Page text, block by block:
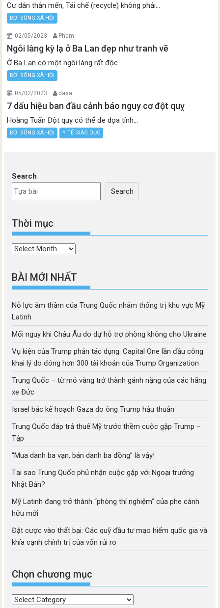
Cư dân thân mến, Tái chế (recycle) không phải...
ĐỜI SỐNG XÃ HỘI
02/05/2023 Pham
Ngôi làng kỳ lạ ở Ba Lan đẹp như tranh vẽ
Ở Ba Lan có một ngôi làng rất độc...
ĐỜI SỐNG XÃ HỘI
05/02/2023 dasa
7 dấu hiệu ban đầu cảnh báo nguy cơ đột quỵ
Hoàng Tuấn Đột quỵ có thể đe dọa tính...
ĐỜI SỐNG XÃ HỘI Y TẾ GIÁO DỤC
Search
Search
Thời mục
Thời
BÀI MỚI NHẤT
Nỗ lực âm thầm của Trung Quốc nhằm thống trị khu vực Mỹ
Latinh
Mối nguy khi Châu Âu do dự hỗ trợ phòng không cho Ukraine
Vụ kiện của Trump phản tác dụng: Capital One lần đầu công
khai lý do đóng hơn 300 tài khoản của Trump Organization
Trung Quốc – từ mỏ vàng trở thành gánh nặng của các hãng
xe Đức
Israel bác kế hoạch Gaza do ông Trump hậu thuẫn
Trung Quốc đáp trả thuế Mỹ trước thềm cuộc gặp Trump –
Tập
“Mua danh ba vạn, bán danh ba đồng” là vậy!
Tại sao Trung Quốc phủ nhận cuộc gặp với Ngoại trưởng
Nhật Bản?
Mỹ Latinh đang trở thành “phòng thí nghiệm” của phe cánh
hữu mới
Đặt cược vào thất bại: Các quỹ đầu tư mạo hiểm quốc gia và
khía cạnh chính trị của vốn rủi ro
Chọn chương mục
Chọn